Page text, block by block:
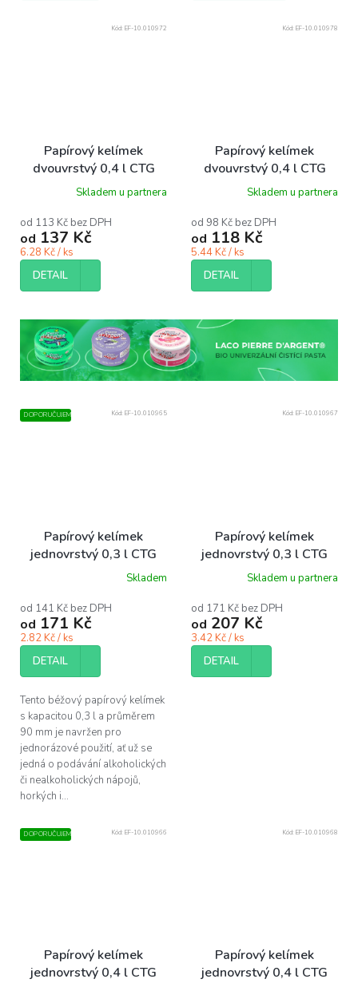
Papírový kelímek
dvouvrstvý 0,4 l CTG
O90 mm nápojový bílý
Feeling bal/18 ks
Skladem u partnera
od 113 Kč bez DPH
od 137 Kč
6.28 Kč / ks
DETAIL
Kód: EF-10.010972
Papírový kelímek
dvouvrstvý 0,4 l CTG
O90 mm nápojový bílý
Travel bal/18 ks
Skladem u partnera
od 98 Kč bez DPH
od 118 Kč
5.44 Kč / ks
DETAIL
Kód: EF-10.010978
DOPORUČUJEME
Papírový kelímek
jednovrstvý 0,3 l CTG
O90 mm béžový Coffee
Skladem
od 141 Kč bez DPH
od 171 Kč
2.82 Kč / ks
DETAIL
Tento béžový papírový kelímek
s kapacitou 0,3 l a průměrem
90 mm je navržen pro
jednorázové použití, ať už se
jedná o podávání alkoholických
či nealkoholických nápojů,
horkých i...
Kód: EF-10.010965
Papírový kelímek
jednovrstvý 0,3 l CTG
O90 mm nápojový černý
Coffee Touch bal/50 ks
Skladem u partnera
od 171 Kč bez DPH
od 207 Kč
3.42 Kč / ks
DETAIL
Kód: EF-10.010967
DOPORUČUJEME
Papírový kelímek
jednovrstvý 0,4 l CTG
Kód: EF-10.010966
Papírový kelímek
jednovrstvý 0,4 l CTG
Kód: EF-10.010968